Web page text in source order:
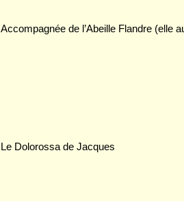
Accompagnée de l’Abeille Flandre (elle
Le Dolorossa de Jacques